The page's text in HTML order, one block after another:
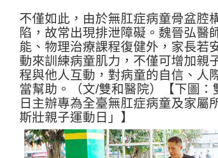
不僅如此，由於無肛症病童骨盆腔
陷，故常出現排泄障礙。魏晉弘醫
能、物理治療課程復健外，家長若
動來訓練病童肌力，不僅可增加親
程與他人互動，對病童的自信、人
當幫助。（文/雙和醫院）【下圖：
日主辦專為全臺無肛症病童及家屬
斯壯親子運動日」】